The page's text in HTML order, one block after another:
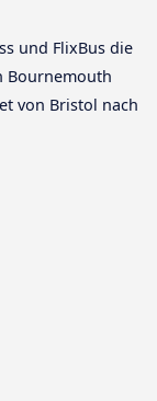
und FlixBus die
Bournemouth
von Bristol nach